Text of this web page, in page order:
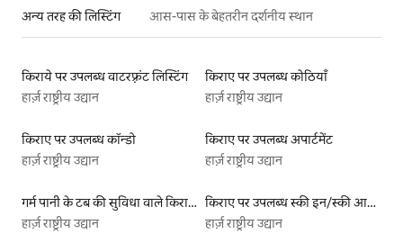
अन्य तरह की लिस्टिंग आस-पास के बेहतरीन दर्शनीय स्थान
किराये पर उपलब्ध वाटरफ़्रंट लिस्टिंग
हार्ज़ राष्ट्रीय उद्यान
किराए पर उपलब्ध कोठियाँ
हार्ज़ राष्ट्रीय उद्यान
किराए पर उपलब्ध कॉन्डो
हार्ज़ राष्ट्रीय उद्यान
किराए पर उपलब्ध अपार्टमेंट
हार्ज़ राष्ट्रीय उद्यान
गर्म पानी के टब की सुविधा वाले किराये पर उपलब्ध यर्ट टेंट
हार्ज़ राष्ट्रीय उद्यान
किराए पर उपलब्ध स्की इन/स्की आउट लिस्टिंग
हार्ज़ राष्ट्रीय उद्यान